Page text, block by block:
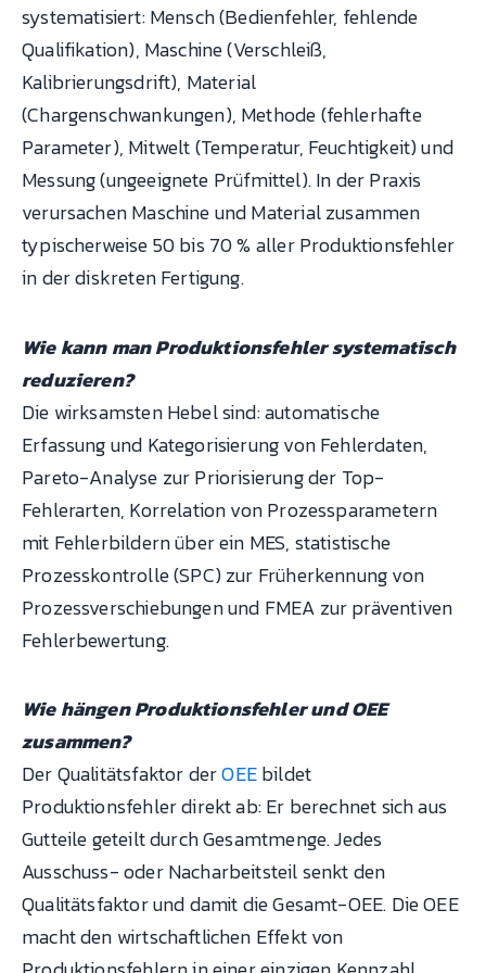
systematisiert: Mensch (Bedienfehler, fehlende
Qualifikation), Maschine (Verschleiß,
Kalibrierungsdrift), Material
(Chargenschwankungen), Methode (fehlerhafte
Parameter), Mitwelt (Temperatur, Feuchtigkeit) und
Messung (ungeeignete Prüfmittel). In der Praxis
verursachen Maschine und Material zusammen
typischerweise 50 bis 70 % aller Produktionsfehler
in der diskreten Fertigung.
Wie kann man Produktionsfehler systematisch
reduzieren?
Die wirksamsten Hebel sind: automatische
Erfassung und Kategorisierung von Fehlerdaten,
Pareto-Analyse zur Priorisierung der Top-
Fehlerarten, Korrelation von Prozessparametern
mit Fehlerbildern über ein MES, statistische
Prozesskontrolle (SPC) zur Früherkennung von
Prozessverschiebungen und FMEA zur präventiven
Fehlerbewertung.
Wie hängen Produktionsfehler und OEE
zusammen?
Der Qualitätsfaktor derOEEbildet
Produktionsfehler direkt ab: Er berechnet sich aus
Gutteile geteilt durch Gesamtmenge. Jedes
Ausschuss- oder Nacharbeitsteil senkt den
Qualitätsfaktor und damit die Gesamt-OEE. Die OEE
macht den wirtschaftlichen Effekt von